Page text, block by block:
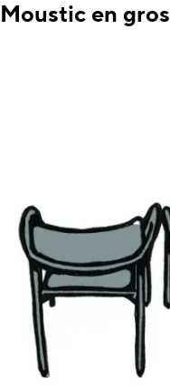
Moustic en gros